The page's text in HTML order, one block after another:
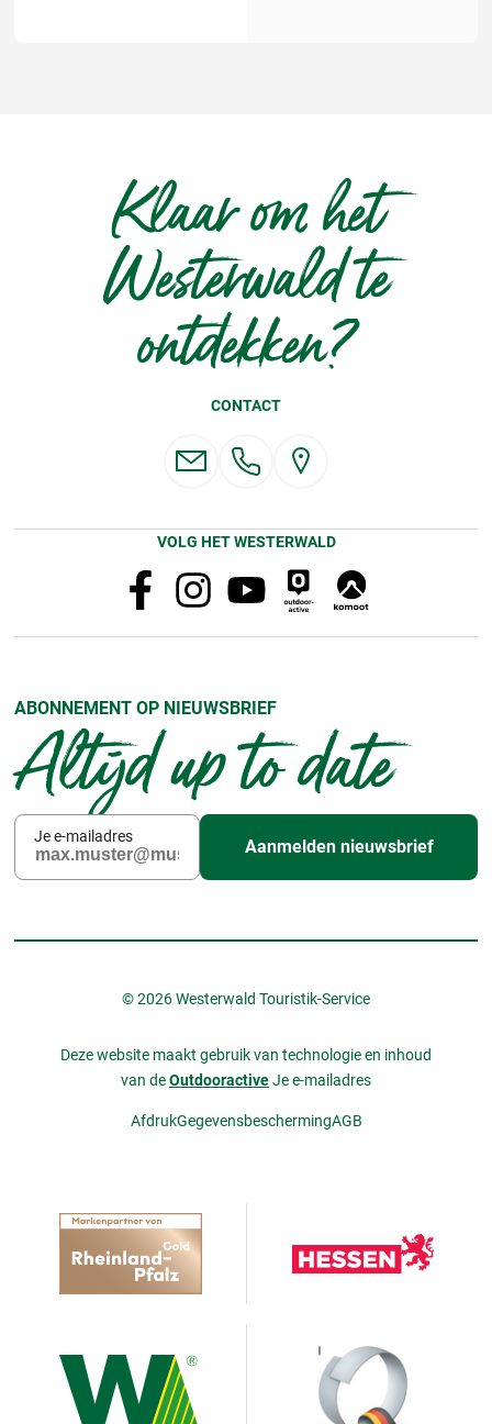
Klaar om het
Westerwald te
ontdekken?
CONTACT
VOLG HET WESTERWALD
ABONNEMENT OP NIEUWSBRIEF
Altijd up to date
Je e-mailadres
Aanmelden nieuwsbrief
© 2026 Westerwald Touristik-Service
Deze website maakt gebruik van technologie en inhoud
van deOutdooractiveJe e-mailadres
AfdrukGegevensbeschermingAGB